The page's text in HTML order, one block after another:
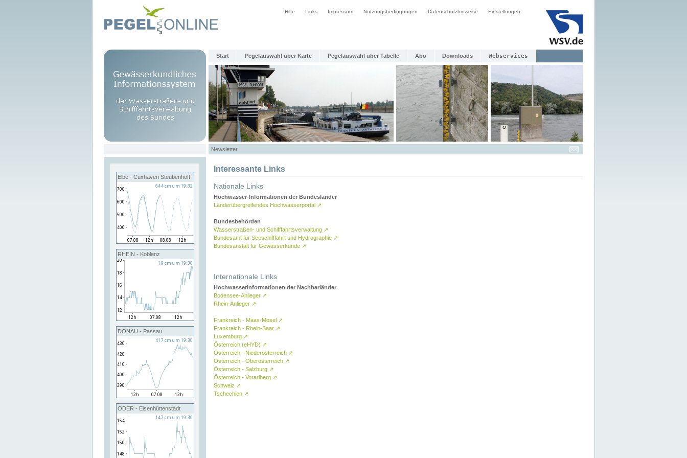
Hilfe Links Impressum Nutzungsbedingungen Datenschutzhinweise Einstellungen
Start Pegelauswahl über Karte Pegelauswahl über Tabelle Abo Downloads Webservices
Newsletter
Elbe - Cuxhaven Steubenhöft
RHEIN - Koblenz
DONAU - Passau
ODER - Eisenhüttenstadt
Interessante Links
Nationale Links
Hochwasser-Informationen der Bundesländer
Länderübergreifendes Hochwasserportal ↗
Bundesbehörden
Wasserstraßen- und Schifffahrtsverwaltung ↗
Bundesamt für Seeschifffahrt und Hydrographie ↗
Bundesanstalt für Gewässerkunde ↗
Internationale Links
Hochwasserinformationen der Nachbarländer
Bodensee-Anlieger ↗
Rhein-Anlieger ↗
Frankreich - Maas-Mosel ↗
Frankreich - Rhein-Saar ↗
Luxemburg ↗
Österreich (eHYD) ↗
Österreich - Niederösterreich ↗
Österreich - Oberösterreich ↗
Österreich - Salzburg ↗
Österreich - Vorarlberg ↗
Schweiz ↗
Tschechien ↗